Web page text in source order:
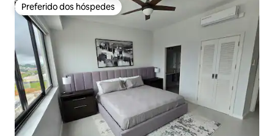
Preferido dos hóspedes
Preferido dos hóspedes